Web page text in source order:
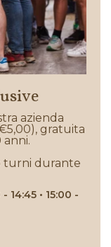
azienda
gratuita
anni.
turni durante
- 14:45 • 15:00 -